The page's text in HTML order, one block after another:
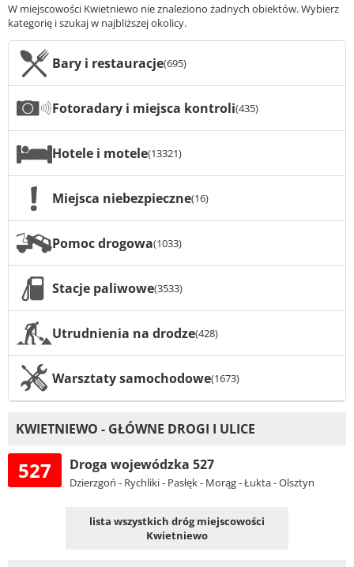
W miejscowości Kwietniewo nie znaleziono żadnych obiektów. Wybierz
kategorię i szukaj w najbliższej okolicy.
Bary i restauracje(695)
Fotoradary i miejsca kontroli(435)
Hotele i motele(13321)
Miejsca niebezpieczne(16)
Pomoc drogowa(1033)
Stacje paliwowe(3533)
Utrudnienia na drodze(428)
Warsztaty samochodowe(1673)
KWIETNIEWO - GŁÓWNE DROGI I ULICE
527 Droga wojewódzka 527
Dzierzgoń - Rychliki - Pasłęk - Morąg - Łukta - Olsztyn
lista wszystkich dróg miejscowości
Kwietniewo